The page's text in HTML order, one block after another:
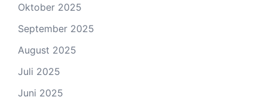
Oktober 2025
September 2025
August 2025
Juli 2025
Juni 2025